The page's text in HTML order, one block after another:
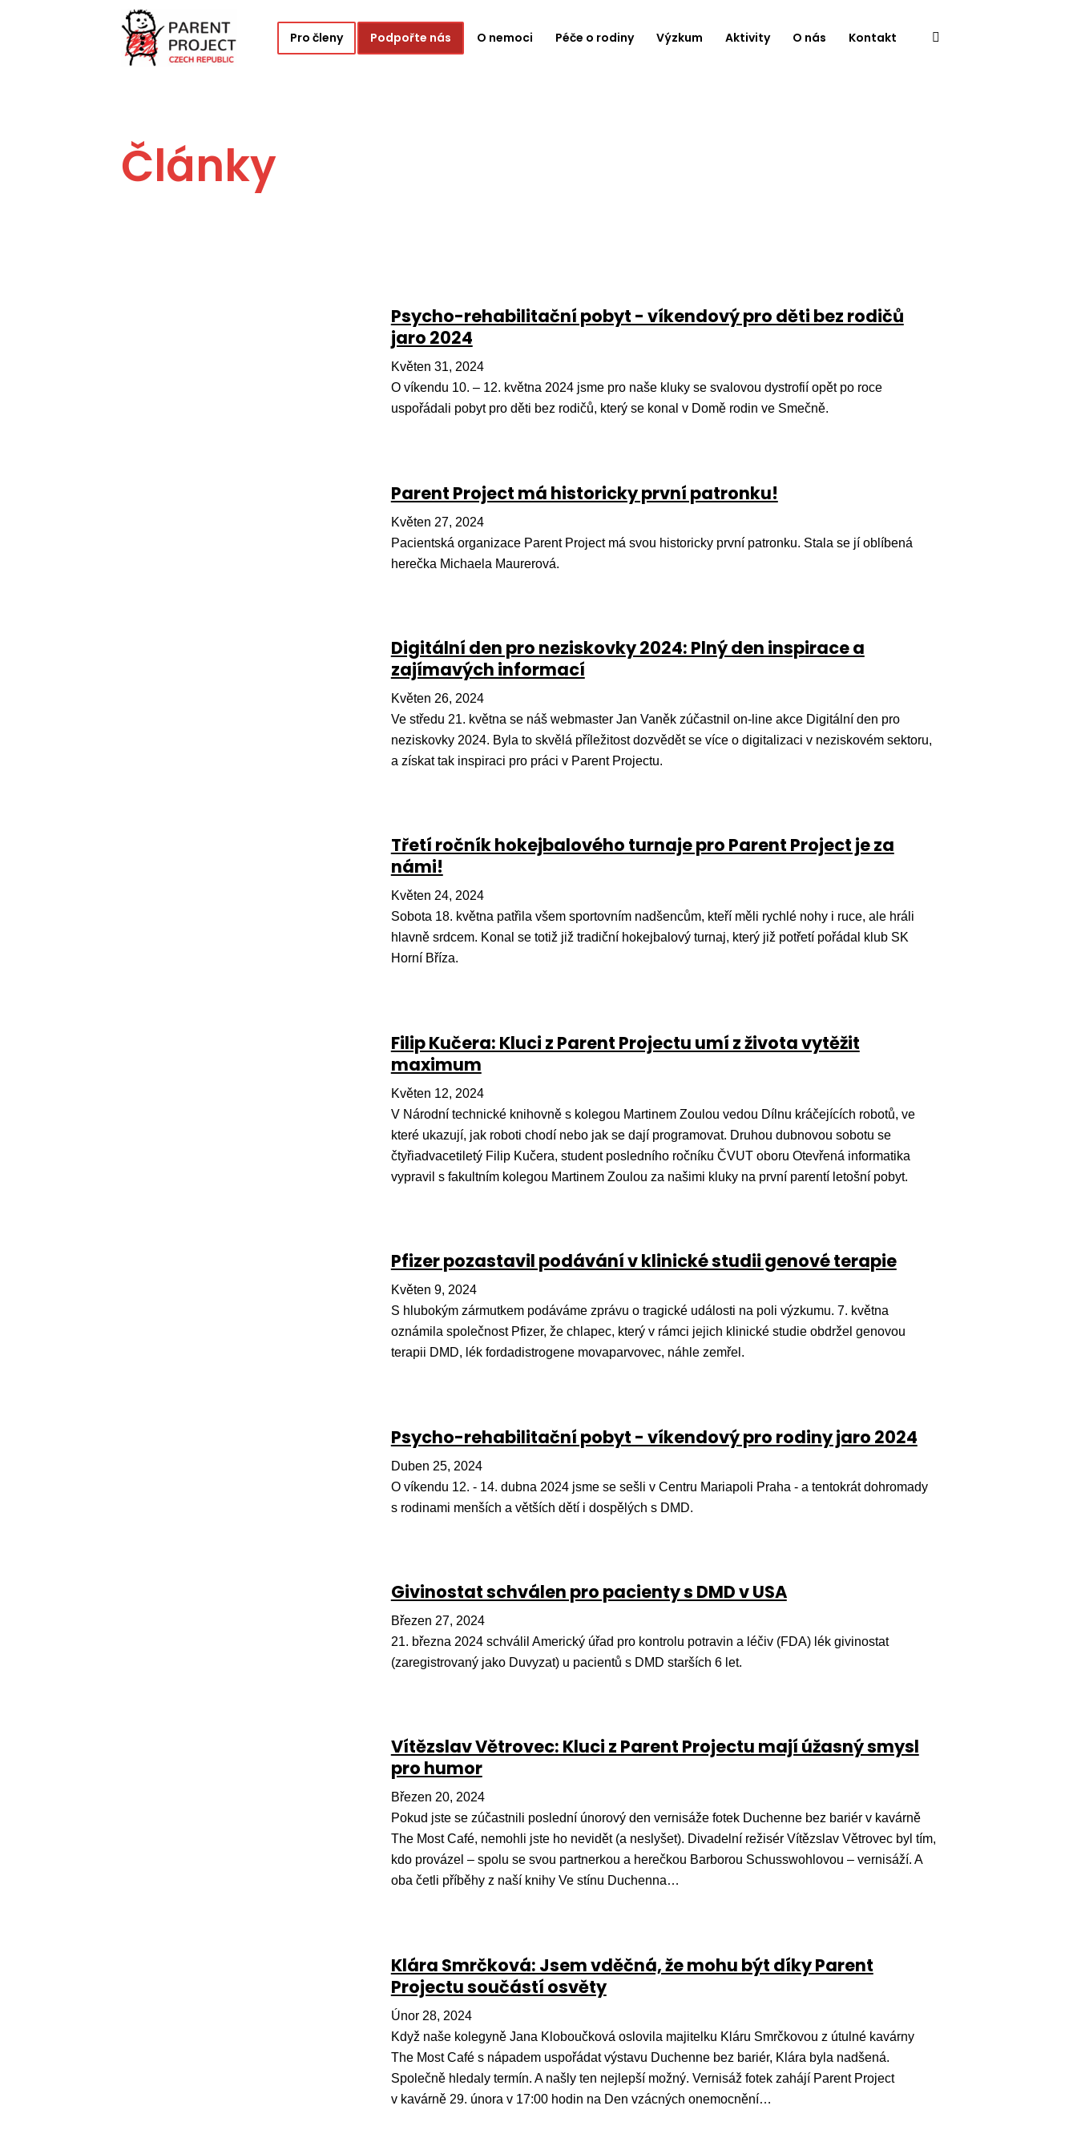
Pro členy Podpořte nás O nemoci Péče o rodiny Výzkum Aktivity O nás Kontakt
Články
Psycho-rehabilitační pobyt - víkendový pro děti bez rodičů
jaro 2024
Květen 31, 2024
O víkendu 10. – 12. května 2024 jsme pro naše kluky se svalovou dystrofií opět po roce
uspořádali pobyt pro děti bez rodičů, který se konal v Domě rodin ve Smečně.
Parent Project má historicky první patronku!
Květen 27, 2024
Pacientská organizace Parent Project má svou historicky první patronku. Stala se jí oblíbená
herečka Michaela Maurerová.
Digitální den pro neziskovky 2024: Plný den inspirace a
zajímavých informací
Květen 26, 2024
Ve středu 21. května se náš webmaster Jan Vaněk zúčastnil on-line akce Digitální den pro
neziskovky 2024. Byla to skvělá příležitost dozvědět se více o digitalizaci v neziskovém sektoru,
a získat tak inspiraci pro práci v Parent Projectu.
Třetí ročník hokejbalového turnaje pro Parent Project je za
námi!
Květen 24, 2024
Sobota 18. května patřila všem sportovním nadšencům, kteří měli rychlé nohy i ruce, ale hráli
hlavně srdcem. Konal se totiž již tradiční hokejbalový turnaj, který již potřetí pořádal klub SK
Horní Bříza.
Filip Kučera: Kluci z Parent Projectu umí z života vytěžit
maximum
Květen 12, 2024
V Národní technické knihovně s kolegou Martinem Zoulou vedou Dílnu kráčejících robotů, ve
které ukazují, jak roboti chodí nebo jak se dají programovat. Druhou dubnovou sobotu se
čtyřiadvacetiletý Filip Kučera, student posledního ročníku ČVUT oboru Otevřená informatika
vypravil s fakultním kolegou Martinem Zoulou za našimi kluky na první parentí letošní pobyt.
Pfizer pozastavil podávání v klinické studii genové terapie
Květen 9, 2024
S hlubokým zármutkem podáváme zprávu o tragické události na poli výzkumu. 7. května
oznámila společnost Pfizer, že chlapec, který v rámci jejich klinické studie obdržel genovou
terapii DMD, lék fordadistrogene movaparvovec, náhle zemřel.
Psycho-rehabilitační pobyt - víkendový pro rodiny jaro 2024
Duben 25, 2024
O víkendu 12. - 14. dubna 2024 jsme se sešli v Centru Mariapoli Praha - a tentokrát dohromady
s rodinami menších a větších dětí i dospělých s DMD.
Givinostat schválen pro pacienty s DMD v USA
Březen 27, 2024
21. března 2024 schválil Americký úřad pro kontrolu potravin a léčiv (FDA) lék givinostat
(zaregistrovaný jako Duvyzat) u pacientů s DMD starších 6 let.
Vítězslav Větrovec: Kluci z Parent Projectu mají úžasný smysl
pro humor
Březen 20, 2024
Pokud jste se zúčastnili poslední únorový den vernisáže fotek Duchenne bez bariér v kavárně
The Most Café, nemohli jste ho nevidět (a neslyšet). Divadelní režisér Vítězslav Větrovec byl tím,
kdo provázel – spolu se svou partnerkou a herečkou Barborou Schusswohlovou – vernisáží. A
oba četli příběhy z naší knihy Ve stínu Duchenna…
Klára Smrčková: Jsem vděčná, že mohu být díky Parent
Projectu součástí osvěty
Únor 28, 2024
Když naše kolegyně Jana Kloboučková oslovila majitelku Kláru Smrčkovou z útulné kavárny
The Most Café s nápadem uspořádat výstavu Duchenne bez bariér, Klára byla nadšená.
Společně hledaly termín. A našly ten nejlepší možný. Vernisáž fotek zahájí Parent Project
v kavárně 29. února v 17:00 hodin na Den vzácných onemocnění…